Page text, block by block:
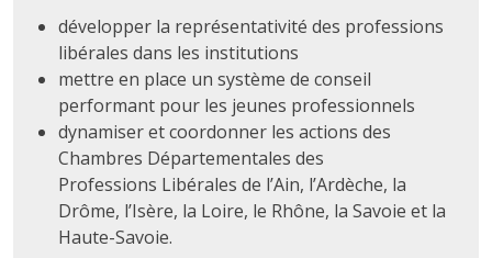
développer la représentativité des professions
libérales dans les institutions
mettre en place un système de conseil
performant pour les jeunes professionnels
dynamiser et coordonner les actions des
Chambres Départementales des
Professions Libérales de l’Ain, l’Ardèche, la
Drôme, l’Isère, la Loire, le Rhône, la Savoie et la
Haute-Savoie.